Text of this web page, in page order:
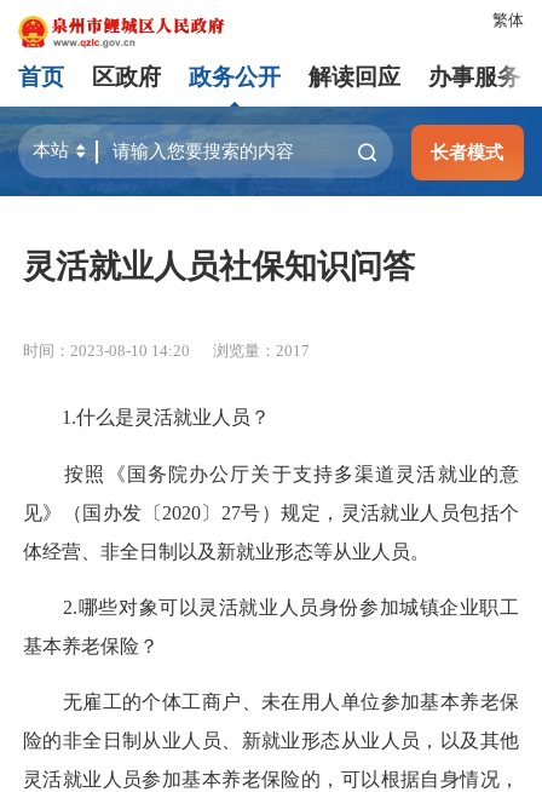
繁体
首页 区政府 政务公开 解读回应 办事服务
长者模式
灵活就业人员社保知识问答
时间：2023-08-10 14:20 浏览量： 2017
1.什么是灵活就业人员？
按照《国务院办公厅关于支持多渠道灵活就业的意
见》（国办发〔2020〕27号）规定，灵活就业人员包括个
体经营、非全日制以及新就业形态等从业人员。
2.哪些对象可以灵活就业人员身份参加城镇企业职工
基本养老保险？
无雇工的个体工商户、未在用人单位参加基本养老保
险的非全日制从业人员、新就业形态从业人员，以及其他
灵活就业人员参加基本养老保险的，可以根据自身情况，